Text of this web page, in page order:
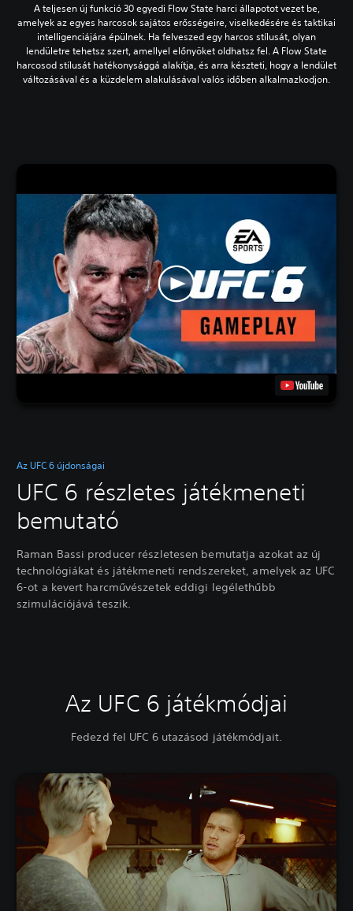
A teljesen új funkció 30 egyedi Flow State harci állapotot vezet be,
amelyek az egyes harcosok sajátos erősségeire, viselkedésére és taktikai
intelligenciájára épülnek. Ha felveszed egy harcos stílusát, olyan
lendületre tehetsz szert, amellyel előnyöket oldhatsz fel. A Flow State
harcosod stílusát hatékonysággá alakítja, és arra készteti, hogy a lendület
változásával és a küzdelem alakulásával valós időben alkalmazkodjon.
Az UFC 6 újdonságai
UFC 6 részletes játékmeneti
bemutató
Raman Bassi producer részletesen bemutatja azokat az új
technológiákat és játékmeneti rendszereket, amelyek az UFC
6-ot a kevert harcművészetek eddigi legélethűbb
szimulációjává teszik.
Az UFC 6 játékmódjai
Fedezd fel UFC 6 utazásod játékmódjait.